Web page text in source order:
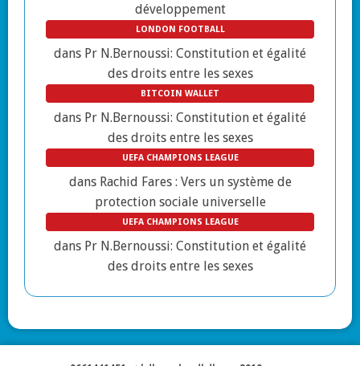
développement
LONDON FOOTBALL
dans Pr N.Bernoussi: Constitution et égalité
des droits entre les sexes
BITCOIN WALLET
dans Pr N.Bernoussi: Constitution et égalité
des droits entre les sexes
UEFA CHAMPIONS LEAGUE
dans Rachid Fares : Vers un système de
protection sociale universelle
UEFA CHAMPIONS LEAGUE
dans Pr N.Bernoussi: Constitution et égalité
des droits entre les sexes